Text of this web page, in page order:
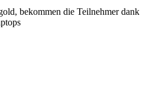
bekommen die Teilnehmer dank